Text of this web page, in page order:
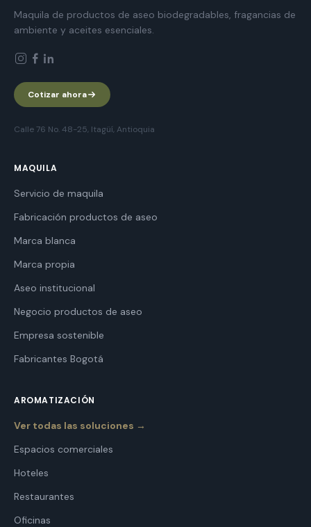
Maquila de productos de aseo biodegradables, fragancias de
ambiente y aceites esenciales.
Cotizar ahora
Calle 76 No. 48-25, Itagüí, Antioquia
MAQUILA
Servicio de maquila
Fabricación productos de aseo
Marca blanca
Marca propia
Aseo institucional
Negocio productos de aseo
Empresa sostenible
Fabricantes Bogotá
AROMATIZACIÓN
Ver todas las soluciones →
Espacios comerciales
Hoteles
Restaurantes
Oficinas